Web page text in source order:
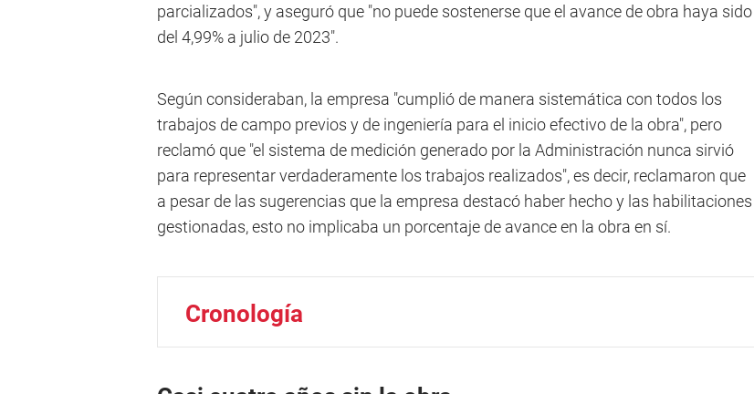
parcializados", y aseguró que "no puede sostenerse que el avance de obra haya sido
del 4,99% a julio de 2023".
Según consideraban, la empresa "cumplió de manera sistemática con todos los
trabajos de campo previos y de ingeniería para el inicio efectivo de la obra", pero
reclamó que "el sistema de medición generado por la Administración nunca sirvió
para representar verdaderamente los trabajos realizados", es decir, reclamaron que
a pesar de las sugerencias que la empresa destacó haber hecho y las habilitaciones
gestionadas, esto no implicaba un porcentaje de avance en la obra en sí.
Cronología